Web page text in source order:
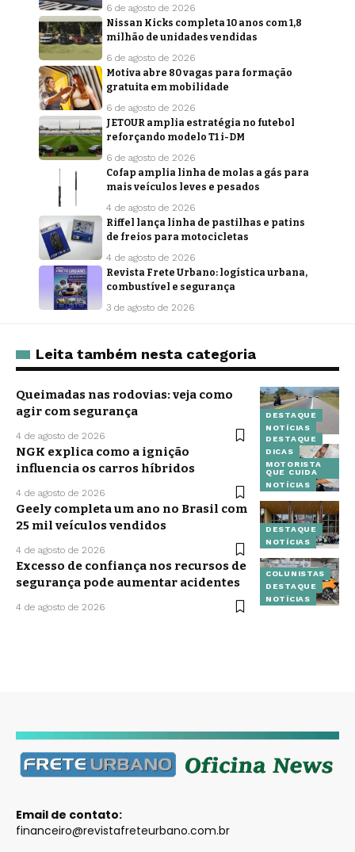
6 de agosto de 2026
Nissan Kicks completa 10 anos com 1,8
milhão de unidades vendidas
6 de agosto de 2026
Motiva abre 80 vagas para formação
gratuita em mobilidade
6 de agosto de 2026
JETOUR amplia estratégia no futebol
reforçando modelo T1 i-DM
6 de agosto de 2026
Cofap amplia linha de molas a gás para
mais veículos leves e pesados
4 de agosto de 2026
Riffel lança linha de pastilhas e patins
de freios para motocicletas
4 de agosto de 2026
Revista Frete Urbano: logística urbana,
combustível e segurança
3 de agosto de 2026
Leita também nesta categoria
DESTAQUE
NOTÍCIAS
Queimadas nas rodovias: veja como
agir com segurança
4 de agosto de 2026
DESTAQUE
DICAS
MOTORISTA
QUE CUIDA
NOTÍCIAS
NGK explica como a ignição
influencia os carros híbridos
4 de agosto de 2026
DESTAQUE
NOTÍCIAS
Geely completa um ano no Brasil com
25 mil veículos vendidos
4 de agosto de 2026
COLUNISTAS
DESTAQUE
NOTÍCIAS
Excesso de confiança nos recursos de
segurança pode aumentar acidentes
4 de agosto de 2026
Email de contato:
financeiro@revistafreteurbano.com.br